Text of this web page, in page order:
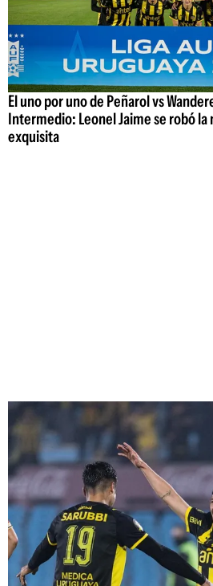
El uno por uno de Peñarol vs
Intermedio: Leonel Jaime se robó la
exquisita